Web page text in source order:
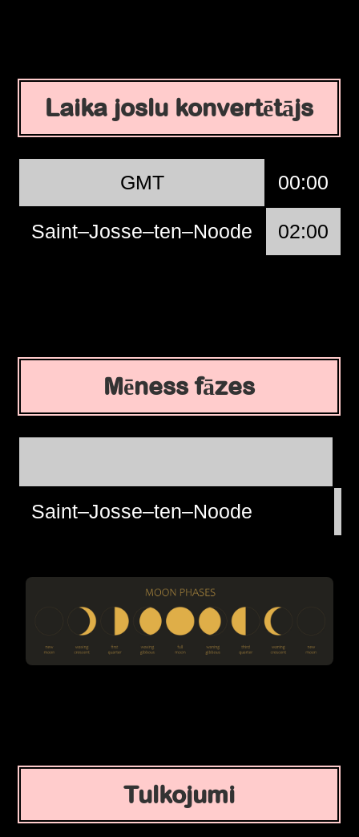
Laika joslu konvertētājs
GMT 00:00
Saint–Josse–ten–Noode 02:00
Mēness fāzes
Saint–Josse–ten–Noode
Tulkojumi